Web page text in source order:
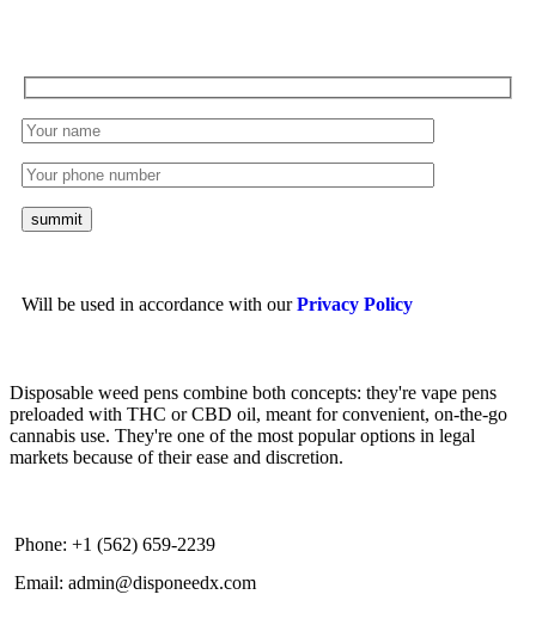
Will be used in accordance with ourPrivacy Policy
Disposable weed pens combine both concepts: they're vape pens
preloaded with THC or CBD oil, meant for convenient, on-the-go
cannabis use. They're one of the most popular options in legal
markets because of their ease and discretion.
Phone: +1 (562) 659-2239
Email: admin@disponeedx.com